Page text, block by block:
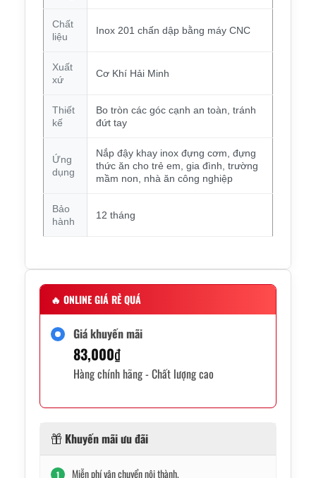
Chất
liệu
Inox 201 chấn dập bằng máy CNC
Xuất
xứ
Cơ Khí Hải Minh
Thiết
kế
Bo tròn các góc cạnh an toàn, tránh
đứt tay
Ứng
dụng
Nắp đậy khay inox đựng cơm, đựng
thức ăn cho trẻ em, gia đình, trường
mầm non, nhà ăn công nghiệp
Bảo
hành
12 tháng
🔥 ONLINE GIÁ RẺ QUÁ
Giá khuyến mãi
83,000₫
Hàng chính hãng - Chất lượng cao
Khuyến mãi ưu đãi
1 Miễn phí vận chuyển nội thành.